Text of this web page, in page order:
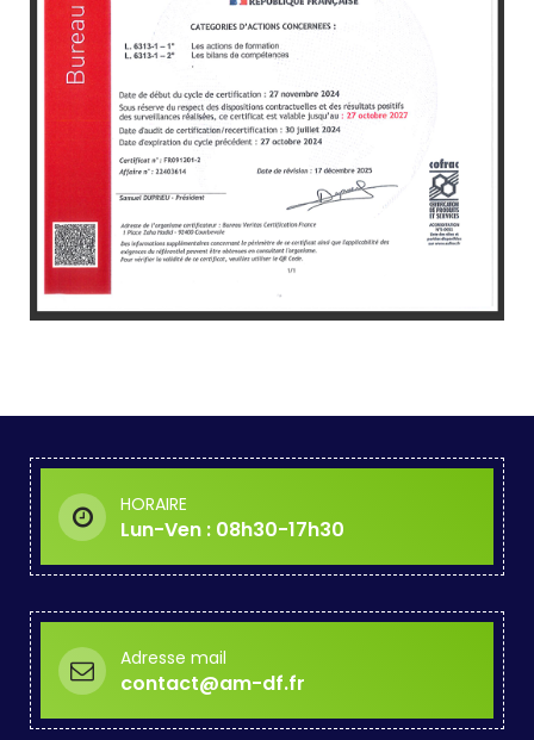
HORAIRE
Lun-Ven : 08h30-17h30
Adresse mail
contact@am-df.fr